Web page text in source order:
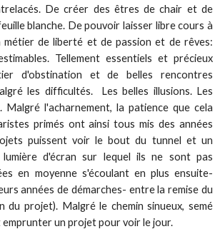
De créer des êtres de chair et de
blanche. De pouvoir laisser libre cours à
métier de liberté et de passion et de rêves:
Tellement essentiels et précieux
d'obstination et de belles rencontres
les difficultés. Les belles illusions. Les
Malgré l'acharnement, la patience que cela
primés ont ainsi tous mis des années
puissent voir le bout du tunnel et un
lumière d'écran sur lequel ils ne sont pas
en moyenne s'écoulant en plus ensuite-
années de démarches- entre la remise du
du projet). Malgré le chemin sinueux, semé
emprunter un projet pour voir le jour.